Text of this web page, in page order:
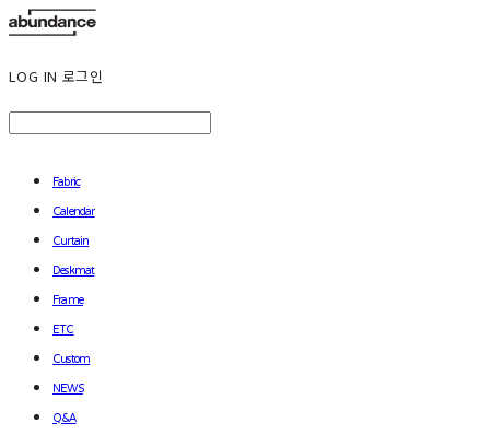
LOG IN 로그인
Fabric
Calendar
Curtain
Deskmat
Frame
ETC
Custom
NEWS
Q&A